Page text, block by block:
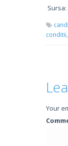
conditii,
Your